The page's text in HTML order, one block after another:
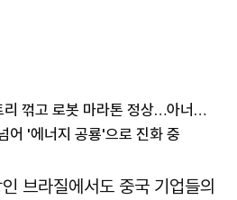
스마트폰 기업이 유니트리 꺾고 로봇 마라톤 정상…아너의 비결은
어 '에너지 공룡'으로 진화 중
브라질에서도 중국 기업들의